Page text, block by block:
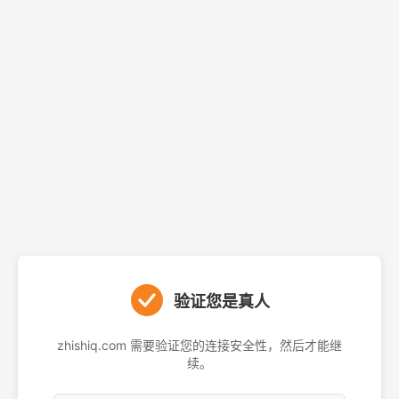
验证您是真人
zhishiq.com 需要验证您的连接安全性，然后才能继
续。